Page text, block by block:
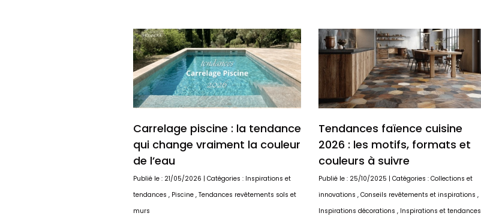
Carrelage piscine : la tendance
qui change vraiment la couleur
de l’eau
Publié le : 21/05/2026 | Catégories : Inspirations et
tendances , Piscine , Tendances revêtements sols et
murs
Tendances faïence cuisine
2026 : les motifs, formats et
couleurs à suivre
Publié le : 25/10/2025 | Catégories : Collections et
innovations , Conseils revêtements et inspirations ,
Inspirations décorations , Inspirations et tendances